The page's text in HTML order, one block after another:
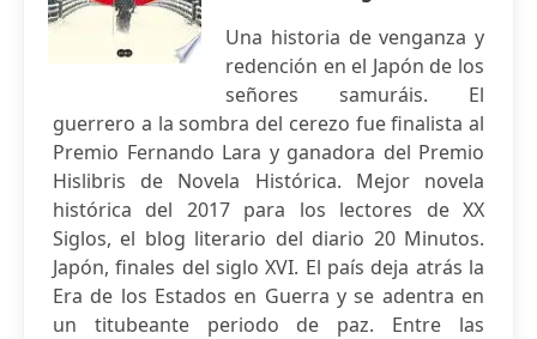
Una historia de venganza y
redención en el Japón de los
señores samuráis. El
guerrero a la sombra del cerezo fue finalista al
Premio Fernando Lara y ganadora del Premio
Hislibris de Novela Histórica. Mejor novela
histórica del 2017 para los lectores de XX
Siglos, el blog literario del diario 20 Minutos.
Japón, finales del siglo XVI. El país deja atrás la
Era de los Estados en Guerra y se adentra en
un titubeante periodo de paz. Entre las